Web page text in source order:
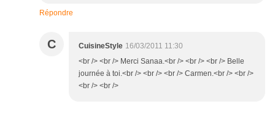
Répondre
C CuisineStyle 16/03/2011 11:30
<br /> <br /> Merci Sanaa.<br /> <br /> <br /> Belle
journée à toi.<br /> <br /> <br /> Carmen.<br /> <br />
<br /> <br />